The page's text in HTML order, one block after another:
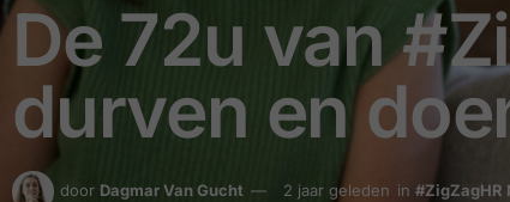
De 72u van
durven en
door Dagmar Van Gucht 2 jaar geleden in #ZigZagHR